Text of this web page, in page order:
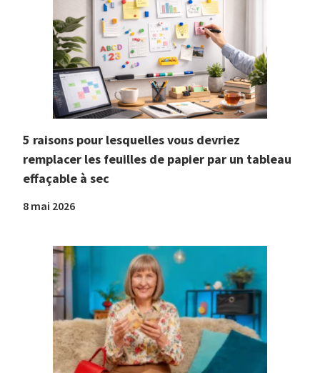
5 raisons pour lesquelles vous devriez
remplacer les feuilles de papier par un tableau
effaçable à sec
8 mai 2026